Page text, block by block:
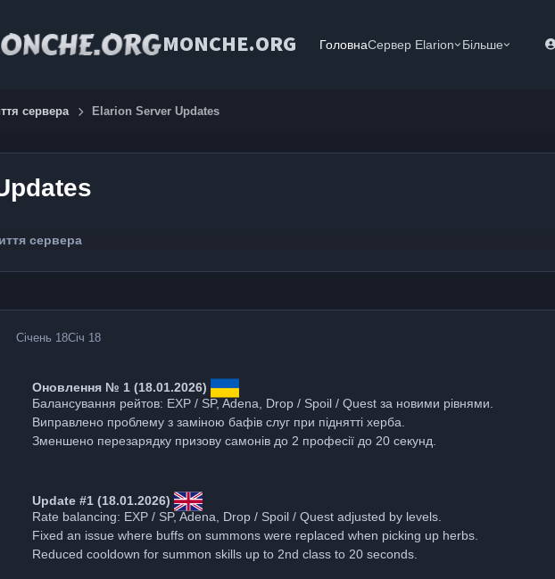
MONCHE.ORG ГоловнаСервер Elarion Більше
сервера Elarion Server Updates
сервера
Січень 18Січ 18
Оновлення № 1 (18.01.2026)
Балансування рейтов: EXP / SP, Adena, Drop / Spoil / Quest за новими рівнями.
Виправлено проблему з заміною бафів слуг при піднятті херба.
Зменшено перезарядку призову самонів до 2 професії до 20 секунд.
Update #1 (18.01.2026)
Rate balancing: EXP / SP, Adena, Drop / Spoil / Quest adjusted by levels.
Fixed an issue where buffs on summons were replaced when picking up herbs.
Reduced cooldown for summon skills up to 2nd class to 20 seconds.